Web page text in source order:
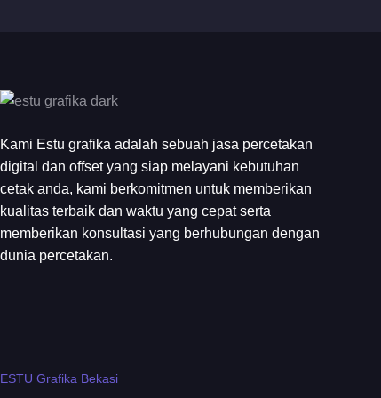
Kami Estu grafika adalah sebuah jasa percetakan
digital dan offset yang siap melayani kebutuhan
cetak anda, kami berkomitmen untuk memberikan
kualitas terbaik dan waktu yang cepat serta
memberikan konsultasi yang berhubungan dengan
dunia percetakan.
ESTU Grafika Bekasi